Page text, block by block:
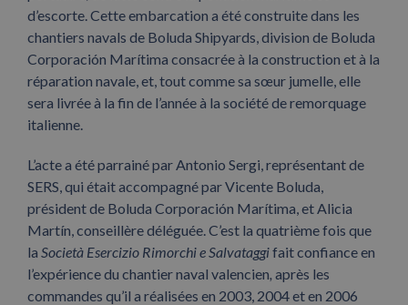
d’escorte. Cette embarcation a été construite dans les
chantiers navals de Boluda Shipyards, division de Boluda
Corporación Marítima consacrée à la construction et à la
réparation navale, et, tout comme sa sœur jumelle, elle
sera livrée à la fin de l’année à la société de remorquage
italienne.
L’acte a été parrainé par Antonio Sergi, représentant de
SERS, qui était accompagné par Vicente Boluda,
président de Boluda Corporación Marítima, et Alicia
Martín, conseillère déléguée. C’est la quatrième fois que
la Società Esercizio Rimorchi e Salvataggifait confiance en
l’expérience du chantier naval valencien, après les
commandes qu’il a réalisées en 2003, 2004 et en 2006